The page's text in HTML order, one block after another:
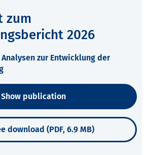
zum
2026
zur Entwicklung der
Show publication
download (PDF, 6.9 MB)